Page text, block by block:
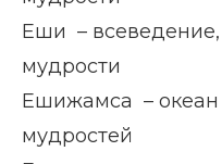
Еши –
мудрости
Ешижамса –
мудростей